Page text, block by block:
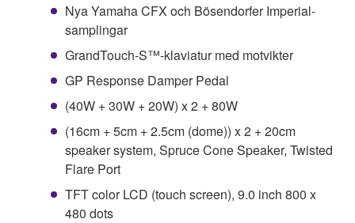
Nya Yamaha CFX och Bösendorfer Imperial-
samplingar
GrandTouch-S™-klaviatur med motvikter
GP Response Damper Pedal
(40W + 30W + 20W) x 2 + 80W
(16cm + 5cm + 2.5cm (dome)) x 2 + 20cm
speaker system, Spruce Cone Speaker, Twisted
Flare Port
TFT color LCD (touch screen), 9.0 inch 800 x
480 dots